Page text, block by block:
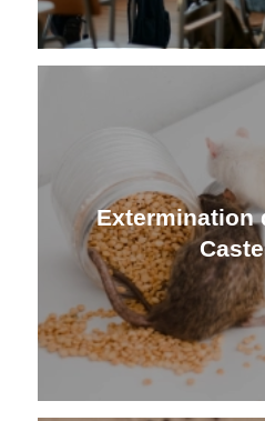
Extermination